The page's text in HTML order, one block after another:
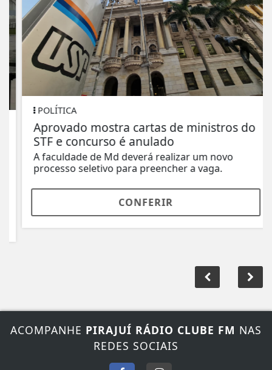
POLÍTICA
Aprovado mostra cartas de ministros do
STF e concurso é anulado
A faculdade de Md deverá realizar um novo
processo seletivo para preencher a vaga.
CONFERIR
ACOMPANHEPIRAJUÍ RÁDIO CLUBE FMNAS
REDES SOCIAIS